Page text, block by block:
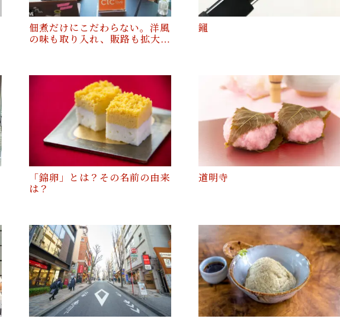
佃煮だけにこだわらない。洋風
の味も取り入れ、販路も拡大…
鎺
「錦卵」とは？その名前の由来
は？
道明寺